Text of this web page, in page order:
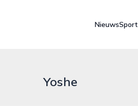
NieuwsSport
Yoshe